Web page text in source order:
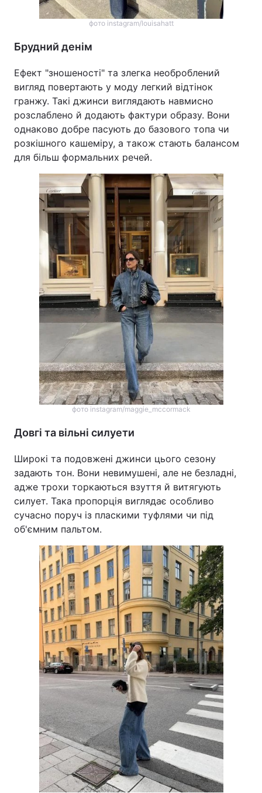
фото instagram/louisahatt
Брудний денім
Ефект "зношеності" та злегка необроблений
вигляд повертають у моду легкий відтінок
гранжу. Такі джинси виглядають навмисно
розслаблено й додають фактури образу. Вони
однаково добре пасують до базового топа чи
розкішного кашеміру, а також стають балансом
для більш формальних речей.
фото instagram/maggie_mccormack
Довгі та вільні силуети
Широкі та подовжені джинси цього сезону
задають тон. Вони невимушені, але не безладні,
адже трохи торкаються взуття й витягують
силует. Така пропорція виглядає особливо
сучасно поруч із пласкими туфлями чи під
об'ємним пальтом.